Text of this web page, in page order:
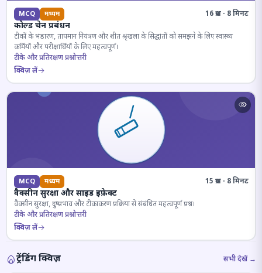
MCQ मध्यम 16 प्रश्न · 8 मिनट
कोल्ड चेन प्रबंधन
टीकों के भंडारण, तापमान नियंत्रण और शीत श्रृंखला के सिद्धांतों को समझने के लिए स्वास्थ्य
कर्मियों और परीक्षार्थियों के लिए महत्वपूर्ण।
टीके और प्रतिरक्षण प्रश्नोत्तरी
क्विज़ लें
MCQ मध्यम 15 प्रश्न · 8 मिनट
वैक्सीन सुरक्षा और साइड इफ़ेक्ट
वैक्सीन सुरक्षा, दुष्प्रभाव और टीकाकरण प्रक्रिया से संबंधित महत्वपूर्ण प्रश्न।
टीके और प्रतिरक्षण प्रश्नोत्तरी
क्विज़ लें
ट्रेंडिंग क्विज़ सभी देखें →